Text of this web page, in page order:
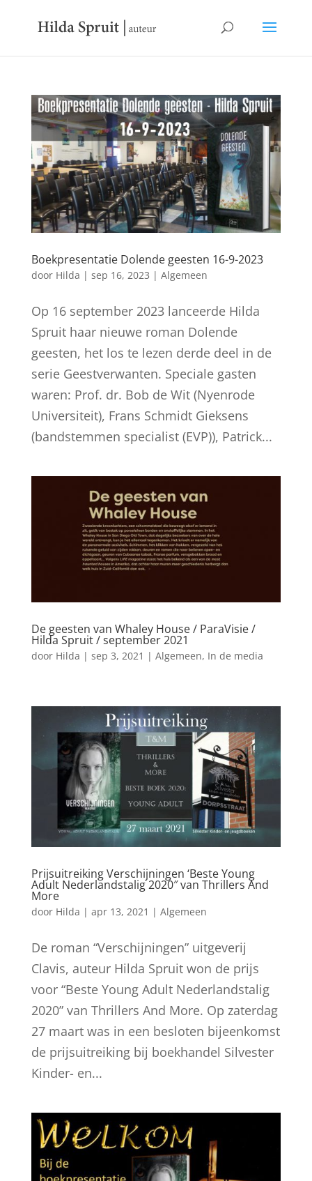
Boekpresentatie Dolende geesten 16-9-2023
door Hilda | sep 16, 2023 | Algemeen
Op 16 september 2023 lanceerde Hilda
Spruit haar nieuwe roman Dolende
geesten, het los te lezen derde deel in de
serie Geestverwanten. Speciale gasten
waren: Prof. dr. Bob de Wit (Nyenrode
Universiteit), Frans Schmidt Gieksens
(bandstemmen specialist (EVP)), Patrick...
De geesten van Whaley House / ParaVisie /
Hilda Spruit / september 2021
door Hilda | sep 3, 2021 | Algemeen, In de media
Prijsuitreiking Verschijningen ‘Beste Young
Adult Nederlandstalig 2020″ van Thrillers And
More
door Hilda | apr 13, 2021 | Algemeen
De roman “Verschijningen” uitgeverij
Clavis, auteur Hilda Spruit won de prijs
voor “Beste Young Adult Nederlandstalig
2020” van Thrillers And More. Op zaterdag
27 maart was in een besloten bijeenkomst
de prijsuitreiking bij boekhandel Silvester
Kinder- en...